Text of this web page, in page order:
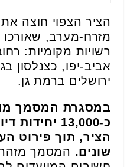
הציר הצפוי חוצה
רשויות מקומיות:
אביב-יפו, כצנלסון
ירושלים ברמת גן.
במסגרת המסמך
כ-13,000
הציר, תוך פירוט
שונים.